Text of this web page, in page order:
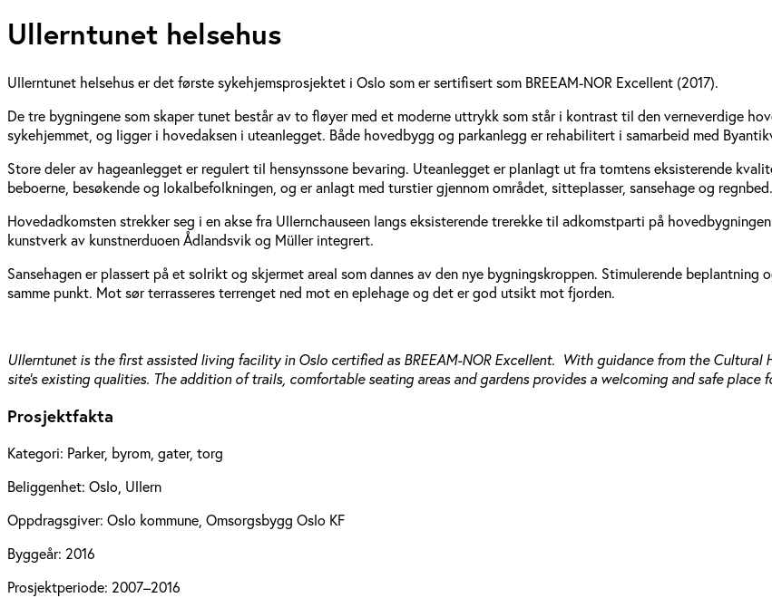
Ullerntunet helsehus
Ullerntunet helsehus er det første sykehjemsprosjektet i Oslo som er sertifisert som BREEAM-NOR Excellent (2017).
De tre bygningene som skaper tunet består av to fløyer med et moderne uttrykk som står i kontrast til den verneverdige
sykehjemmet, og ligger i hovedaksen i uteanlegget. Både hovedbygg og parkanlegg er rehabilitert i samarbeid med
Store deler av hageanlegget er regulert til hensynssone bevaring. Uteanlegget er planlagt ut fra tomtens eksisterende
beboerne, besøkende og lokalbefolkningen, og er anlagt med turstier gjennom området, sitteplasser, sansehage og regnbed.
Hovedadkomsten strekker seg i en akse fra Ullernchauseen langs eksisterende trerekke til adkomstparti på
kunstverk av kunstnerduoen Ådlandsvik og Müller integrert.
Sansehagen er plassert på et solrikt og skjermet areal som dannes av den nye bygningskroppen. Stimulerende
samme punkt. Mot sør terrasseres terrenget ned mot en eplehage og det er god utsikt mot fjorden.
Ullerntunet is the first assisted living facility in Oslo certified as BREEAM-NOR Excellent. With guidance from the Cultural
site’s existing qualities. The addition of trails, comfortable seating areas and gardens provides a welcoming and safe place
Prosjektfakta
Kategori: Parker, byrom, gater, torg
Beliggenhet: Oslo, Ullern
Oppdragsgiver: Oslo kommune, Omsorgsbygg Oslo KF
Byggeår: 2016
Prosjektperiode: 2007–2016